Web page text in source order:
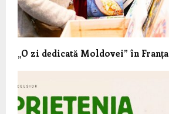
„O zi dedicată Moldovei” în Franța